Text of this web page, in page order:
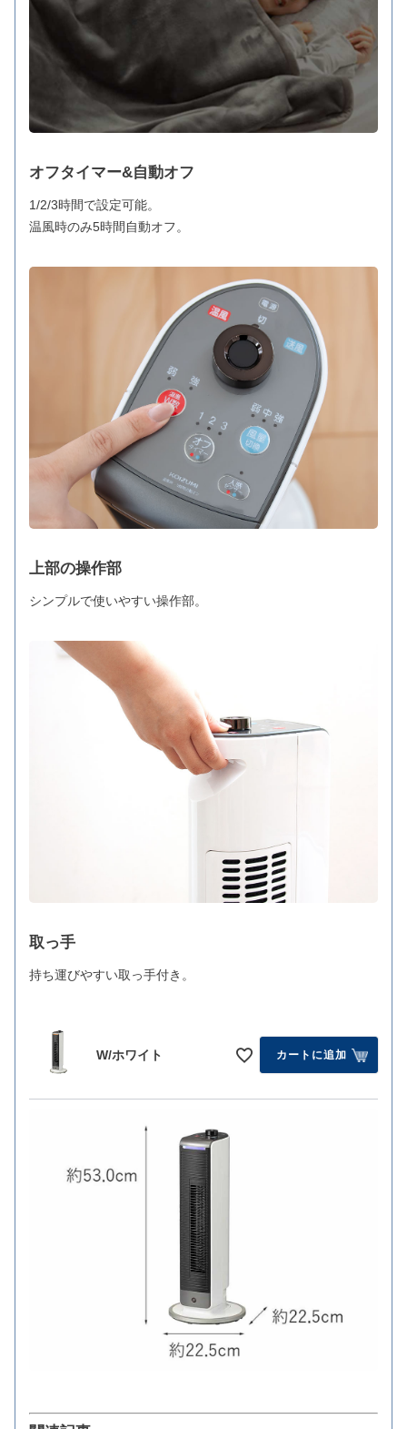
オフタイマー&自動オフ
1/2/3時間で設定可能。
温風時のみ5時間自動オフ。
上部の操作部
シンプルで使いやすい操作部。
取っ手
持ち運びやすい取っ手付き。
W/ホワイト カートに追加